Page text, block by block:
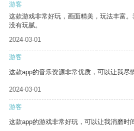
游客
这款游戏非常好玩，画面精美，玩法丰富
没有玩腻。
2024-03-01
游客
这款app的音乐资源非常优质，可以让我尽
2024-03-01
游客
这款app的游戏非常好玩，可以让我消磨时